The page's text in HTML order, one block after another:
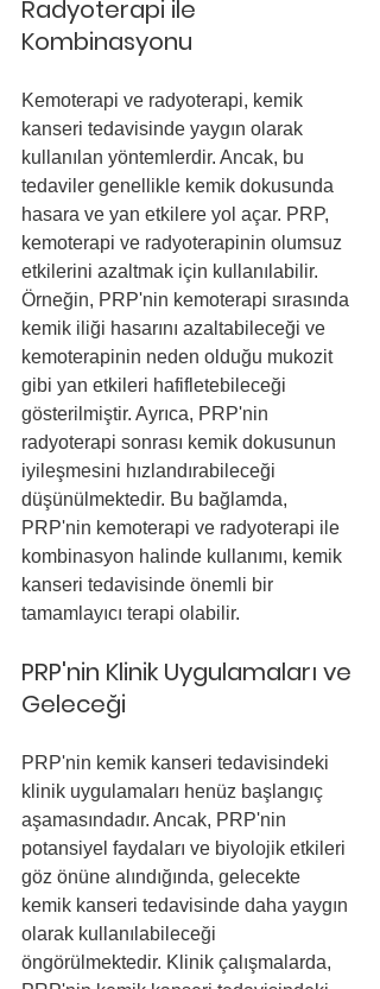
Radyoterapi ile
Kombinasyonu
Kemoterapi ve radyoterapi, kemik
kanseri tedavisinde yaygın olarak
kullanılan yöntemlerdir. Ancak, bu
tedaviler genellikle kemik dokusunda
hasara ve yan etkilere yol açar. PRP,
kemoterapi ve radyoterapinin olumsuz
etkilerini azaltmak için kullanılabilir.
Örneğin, PRP'nin kemoterapi sırasında
kemik iliği hasarını azaltabileceği ve
kemoterapinin neden olduğu mukozit
gibi yan etkileri hafifletebileceği
gösterilmiştir. Ayrıca, PRP'nin
radyoterapi sonrası kemik dokusunun
iyileşmesini hızlandırabileceği
düşünülmektedir. Bu bağlamda,
PRP'nin kemoterapi ve radyoterapi ile
kombinasyon halinde kullanımı, kemik
kanseri tedavisinde önemli bir
tamamlayıcı terapi olabilir.
PRP'nin Klinik Uygulamaları ve
Geleceği
PRP'nin kemik kanseri tedavisindeki
klinik uygulamaları henüz başlangıç
aşamasındadır. Ancak, PRP'nin
potansiyel faydaları ve biyolojik etkileri
göz önüne alındığında, gelecekte
kemik kanseri tedavisinde daha yaygın
olarak kullanılabileceği
öngörülmektedir. Klinik çalışmalarda,